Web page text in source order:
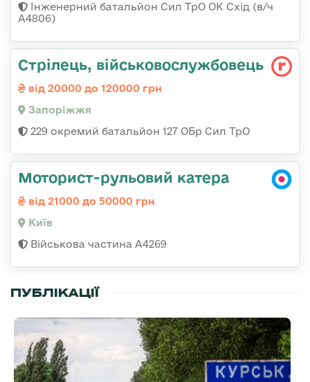
Інженерний батальйон Сил ТрО ОК Схід (в/ч
А4806)
Стрілець, військовослужбовець
від 20000 до 120000 грн
Запоріжжя
229 окремий батальйон 127 ОБр Сил ТрО
Моторист-рульовий катера
від 21000 до 50000 грн
Київ
Військова частина А4269
ПУБЛІКАЦІЇ